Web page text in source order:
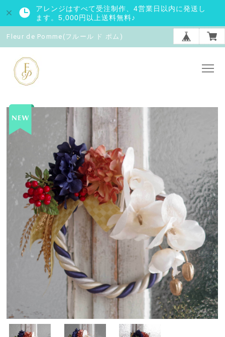
アレンジはすべて受注制作、4営業日以内に発送し
ます。5,000円以上送料無料♪
Fleur de Pomme(フルール ド ポム)